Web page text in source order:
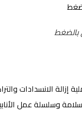
بالضغط
إزالة الانسدادات
وسلسلة عمل